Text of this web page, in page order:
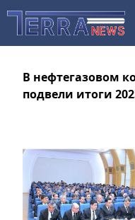
В нефтегазовом
подвели итоги